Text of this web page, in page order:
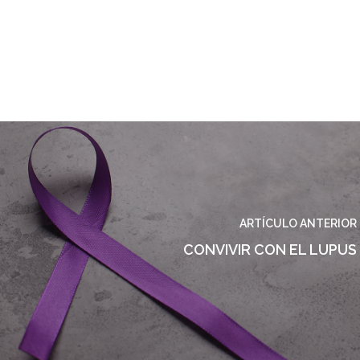
ARTÍCULO ANTERIOR
CONVIVIR CON EL LUPUS